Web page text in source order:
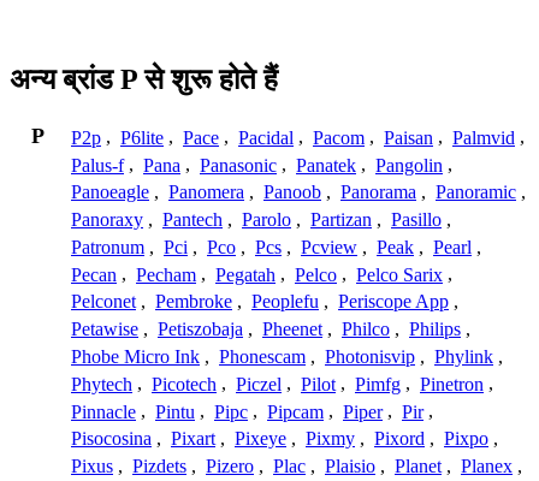
अन्य ब्रांड P से शुरू होते हैं
P P2p , P6lite , Pace , Pacidal , Pacom , Paisan , Palmvid ,
Palus-f , Pana , Panasonic , Panatek , Pangolin ,
Panoeagle , Panomera , Panoob , Panorama , Panoramic ,
Panoraxy , Pantech , Parolo , Partizan , Pasillo ,
Patronum , Pci , Pco , Pcs , Pcview , Peak , Pearl ,
Pecan , Pecham , Pegatah , Pelco , Pelco Sarix ,
Pelconet , Pembroke , Peoplefu , Periscope App ,
Petawise , Petiszobaja , Pheenet , Philco , Philips ,
Phobe Micro Ink , Phonescam , Photonisvip , Phylink ,
Phytech , Picotech , Piczel , Pilot , Pimfg , Pinetron ,
Pinnacle , Pintu , Pipc , Pipcam , Piper , Pir ,
Pisocosina , Pixart , Pixeye , Pixmy , Pixord , Pixpo ,
Pixus , Pizdets , Pizero , Plac , Plaisio , Planet , Planex ,